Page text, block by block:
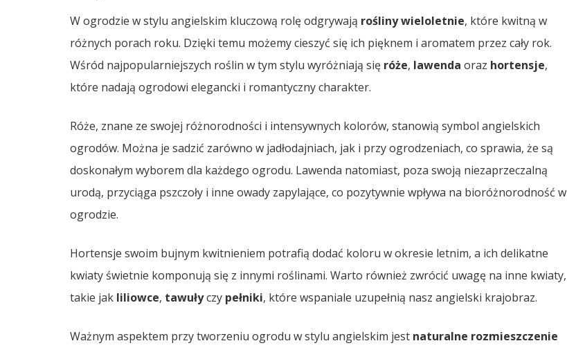
W ogrodzie w stylu angielskim kluczową rolę odgrywają rośliny wieloletnie, które kwitną w
różnych porach roku. Dzięki temu możemy cieszyć się ich pięknem i aromatem przez cały rok.
Wśród najpopularniejszych roślin w tym stylu wyróżniają się róże, lawenda oraz hortensje,
które nadają ogrodowi elegancki i romantyczny charakter.
Róże, znane ze swojej różnorodności i intensywnych kolorów, stanowią symbol angielskich
ogrodów. Można je sadzić zarówno w jadłodajniach, jak i przy ogrodzeniach, co sprawia, że są
doskonałym wyborem dla każdego ogrodu. Lawenda natomiast, poza swoją niezaprzeczalną
urodą, przyciąga pszczoły i inne owady zapylające, co pozytywnie wpływa na bioróżnorodność w
ogrodzie.
Hortensje swoim bujnym kwitnieniem potrafią dodać koloru w okresie letnim, a ich delikatne
kwiaty świetnie komponują się z innymi roślinami. Warto również zwrócić uwagę na inne kwiaty,
takie jak liliowce, tawułyczy pełniki, które wspaniale uzupełnią nasz angielski krajobraz.
Ważnym aspektem przy tworzeniu ogrodu w stylu angielskim jest naturalne rozmieszczenie